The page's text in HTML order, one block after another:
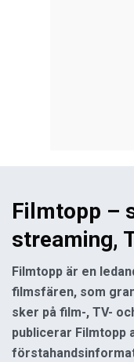
Filmtopp –
streaming,
Filmtopp är en
filmsfären, som
sker på film-, TV-
publicerar Filmtopp